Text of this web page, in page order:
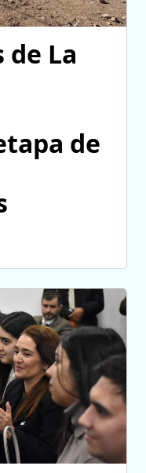
de La
de